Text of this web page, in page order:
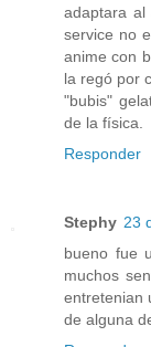
adaptara al
service no
anime con
la regó por
"bubis"
de la física.
Responder
Stephy 23
bueno fue
muchos
entretenian
de alguna